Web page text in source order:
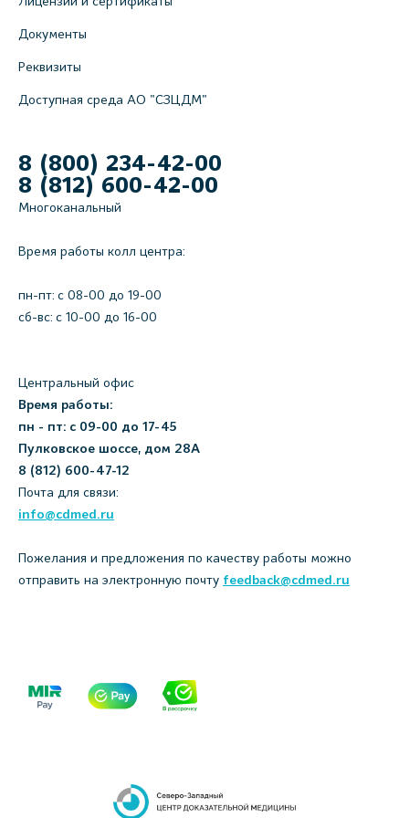
Документы
Реквизиты
Доступная среда АО "СЗЦДМ"
8 (800) 234-42-00
8 (812) 600-42-00
Многоканальный
Время работы колл центра:
пн-пт: c 08-00 до 19-00
сб-вс: с 10-00 до 16-00
Центральный офис
Время работы:
пн - пт: с 09-00 до 17-45
Пулковское шоссе, дом 28А
8 (812) 600-47-12
Почта для связи:
info@cdmed.ru
Пожелания и предложения по качеству работы можно
отправить на электронную почту feedback@cdmed.ru